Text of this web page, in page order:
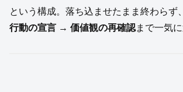
という構成。落ち込ませたまま終わらず、
行動の宣言 → 価値観の再確認まで一気